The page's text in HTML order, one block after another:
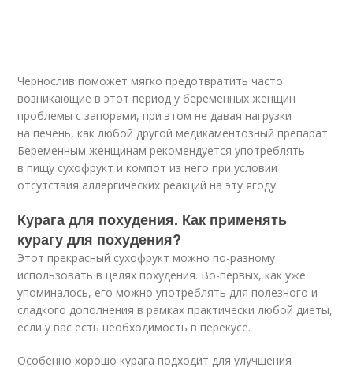
Чернослив поможет мягко предотвратить часто
возникающие в этот период у беременных женщин
проблемы с запорами, при этом не давая нагрузки
на печень, как любой другой медикаментозный препарат.
Беременным женщинам рекомендуется употреблять
в пищу сухофрукт и компот из него при условии
отсутствия аллергических реакций на эту ягоду.
Курага для похудения. Как применять
курагу для похудения?
Этот прекрасный сухофрукт можно по-разному
использовать в целях похудения. Во-первых, как уже
упоминалось, его можно употреблять для полезного и
сладкого дополнения в рамках практически любой диеты,
если у вас есть необходимость в перекусе.
Особенно хорошо курага подходит для улучшения